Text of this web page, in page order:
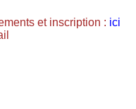
et inscription : ici